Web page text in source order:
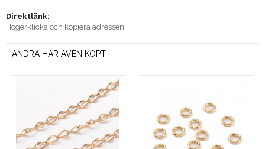
Direktlänk:
Högerklicka och kopiera adressen
ANDRA HAR ÄVEN KÖPT